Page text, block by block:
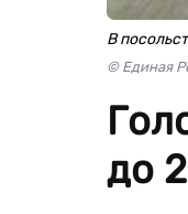
В
© Единая
до